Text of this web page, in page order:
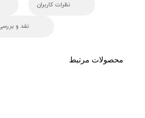
نظرات کاربران
نقد و بررسی
محصولات مرتبط